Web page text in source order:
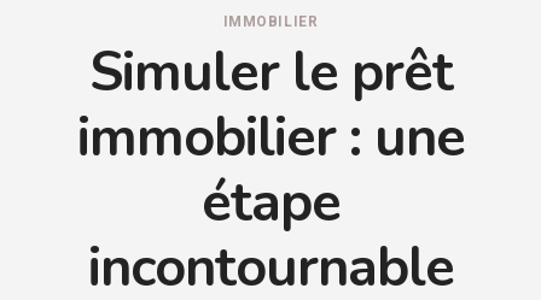
IMMOBILIER
Simuler le prêt
immobilier : une
étape
incontournable